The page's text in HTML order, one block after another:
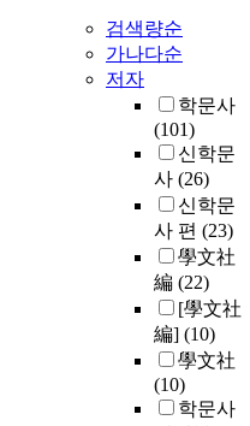
검색량순
가나다순
저자
학문사
(101)
신학문
사 (26)
신학문
사 편 (23)
學文社
編 (22)
[學文社
編] (10)
學文社
(10)
학문사